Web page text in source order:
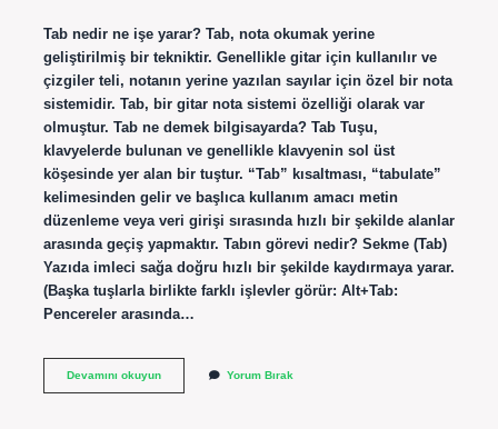
Tab nedir ne işe yarar? Tab, nota okumak yerine
geliştirilmiş bir tekniktir. Genellikle gitar için kullanılır ve
çizgiler teli, notanın yerine yazılan sayılar için özel bir nota
sistemidir. Tab, bir gitar nota sistemi özelliği olarak var
olmuştur. Tab ne demek bilgisayarda? Tab Tuşu,
klavyelerde bulunan ve genellikle klavyenin sol üst
köşesinde yer alan bir tuştur. “Tab” kısaltması, “tabulate”
kelimesinden gelir ve başlıca kullanım amacı metin
düzenleme veya veri girişi sırasında hızlı bir şekilde alanlar
arasında geçiş yapmaktır. Tabın görevi nedir? Sekme (Tab)
Yazıda imleci sağa doğru hızlı bir şekilde kaydırmaya yarar.
(Başka tuşlarla birlikte farklı işlevler görür: Alt+Tab:
Pencereler arasında…
Devamını okuyunTab
Yorum Bırak